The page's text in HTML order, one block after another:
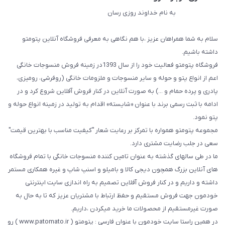
به نام خداوند روزی رسان
سلام به شما همراهان عزیز ،با هم نگاهی به معرفی فروشگاه آنلاین پتومتو
داشته باشیم.
فروشگاه پتومتو فعالیت خود را از سال 1393در زمینه فروش منسوجات خانگی
اعم از انواع پتو و حوله و سایر منسوجات و ملزومات خانگی (روفرشی، رومیزی،
پادری و پرده حمام و ...) به صورت آنلاین در کنار فروش آفلاین شروع کرد و در
ادامه با ثبت رسمی برند با عنوان «شایسته» اقدام به تولید در زمینه انواع حوله و
پتو نمود.
مجموعه پتومتو همواره با تمرکز بر رعایت شعار "کیفیت مناسب با بهترین قیمت"
سعی در جلب رضایت مشتری دارد.
ما در طی سالهای گذشته به عنوان تامین کننده منسوجات خانگی با تمام فروشگاه
های آنلاین بزرگ همچون دیجی کالا و بامیلو و اسنپ شاپ و غیره همکاری مستمر
داشته و داریم و در کنار فروش آفلاین تصمیم به راه اندازی سایت اینترنتی
خودمون جهت فروش مستقیم و حفظ ارتباط با مشتریان عزیز که تا به حال به
صورت غیرمستقیم از محصولات ما خرید میکردن ،داریم.
در همین راستا سایت خودمون با عنوان فارسی : پتومتو ( www.patomato.ir ) رو